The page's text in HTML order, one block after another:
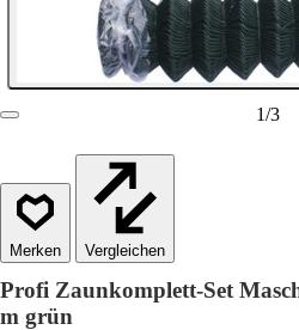
1/3
Vergleichen
Profi Zaunkomplett-Set
m grün